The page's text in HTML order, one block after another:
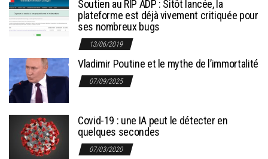
Soutien au RIP ADP : Sitôt lancée, la
plateforme est déjà vivement critiquée pour
ses nombreux bugs
13/06/2019
Vladimir Poutine et le mythe de l’immortalité
07/09/2025
Covid-19 : une IA peut le détecter en
quelques secondes
07/03/2020